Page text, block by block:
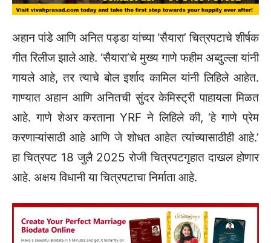
अहान पांडे आणि अनित पड्डा यांच्या ‘सैयारा’ चित्रपटाचे शीर्षक
गीत रिलीज झाले आहे. ‘सैयारा’चे मुख्य गाणे फहीम अब्दुल्ला यांनी
गायले आहे, तर त्याचे बोल इर्शाद कामिल यांनी लिहिले आहेत.
गाण्यात अहान आणि अनितची सुंदर केमिस्ट्री पाहायला मिळत
आहे. गाणे शेअर करताना YRF ने लिहिले की, ‘हे गाणे प्रेम
करणाऱ्यांसाठी आहे आणि जे शोधत आहेत त्यांच्यासाठीही आहे.’
हा चित्रपट 18 जुलै 2025 रोजी चित्रपटगृहात दाखल होणार
आहे. अक्षय विधानी या चित्रपटाचा निर्माता आहे.